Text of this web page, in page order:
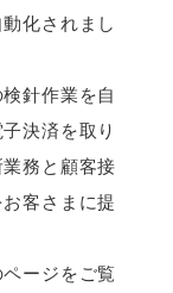
化されまし
針作業を自
決済を取り
務と顧客接
客さまに提
ージをご覧